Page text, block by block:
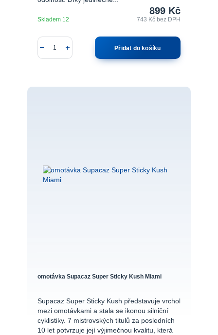
899 Kč
743 Kčbez DPH
Skladem 12
Přidat do košíku
omotávka Supacaz Super Sticky Kush Miami
Supacaz Super Sticky Kush představuje vrchol
mezi omotávkami a stala se ikonou silniční
cyklistiky. 7 mistrovských titulů za posledních
10 let potvrzuje její výjimečnou kvalitu, která